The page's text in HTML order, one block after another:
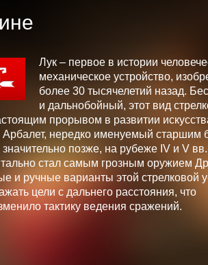
Лук – первое в истории
механическое устройство,
более 30 тысячелетий назад.
и дальнобойный, этот вид
прорывом в развитии
Арбалет, нередко именуемый старшим
позже, на рубеже IV и V
стал самым грозным оружием
и ручные варианты этой стрелковой
цели с дальнего расстояния, что
тактику ведения сражений.